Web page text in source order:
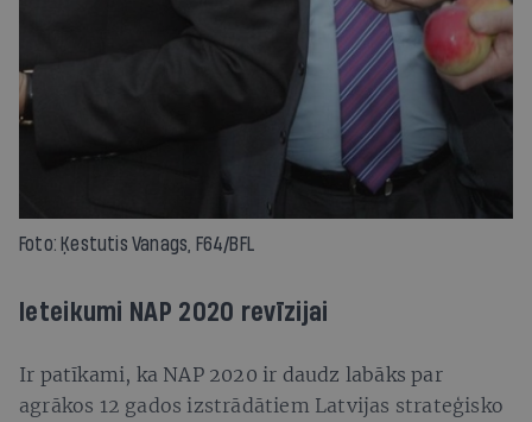
Foto: Ķestutis Vanags, F64/BFL
Ieteikumi NAP 2020 revīzijai
Ir patīkami, ka NAP 2020 ir daudz labāks par
agrākos 12 gados izstrādātiem Latvijas strateģisko